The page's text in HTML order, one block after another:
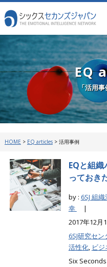
EQ
「活用事
HOME > EQ articles> 活用事例
EQと組
っておき
by : 6SJ 組
幸
|
2017年12
6SJ研究セン
活性化, ビジ
Six